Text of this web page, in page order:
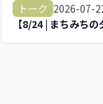
トーク 2026-07-
【8/24 | まちみち